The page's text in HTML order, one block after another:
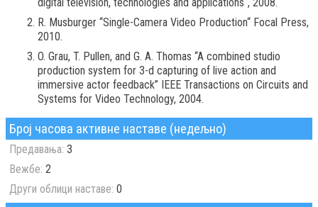
R. Musburger “Single-Camera Video Production“ Focal Press,
2010.
O. Grau, T. Pullen, and G. A. Thomas “A combined studio
production system for 3-d capturing of live action and
immersive actor feedback” IEEE Transactions on Circuits and
Systems for Video Technology, 2004.
Број часова активне наставе (недељно)
Предавања: 3
Вежбе: 2
Други облици наставе: 0